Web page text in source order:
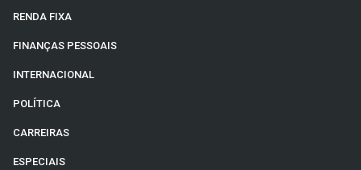
RENDA FIXA
FINANÇAS PESSOAIS
INTERNACIONAL
POLÍTICA
CARREIRAS
ESPECIAIS